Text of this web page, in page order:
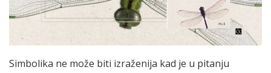
Simbolika ne može biti izraženija kad je u pitanju